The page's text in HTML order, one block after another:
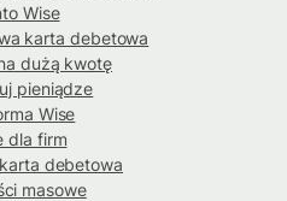
Wise
karta debetowa
dużą kwotę
pieniądze
Wise
dla firm
debetowa
masowe